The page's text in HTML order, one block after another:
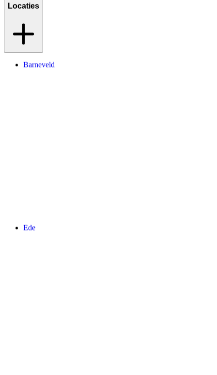
Locaties
Barneveld
Ede